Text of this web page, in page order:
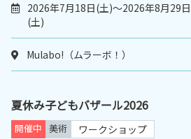
2026年7月18日(土)～2026年8月29日
(土)
Mulabo!（ムラーボ！）
夏休み子どもバザール2026
開催中 美術 ワークショップ